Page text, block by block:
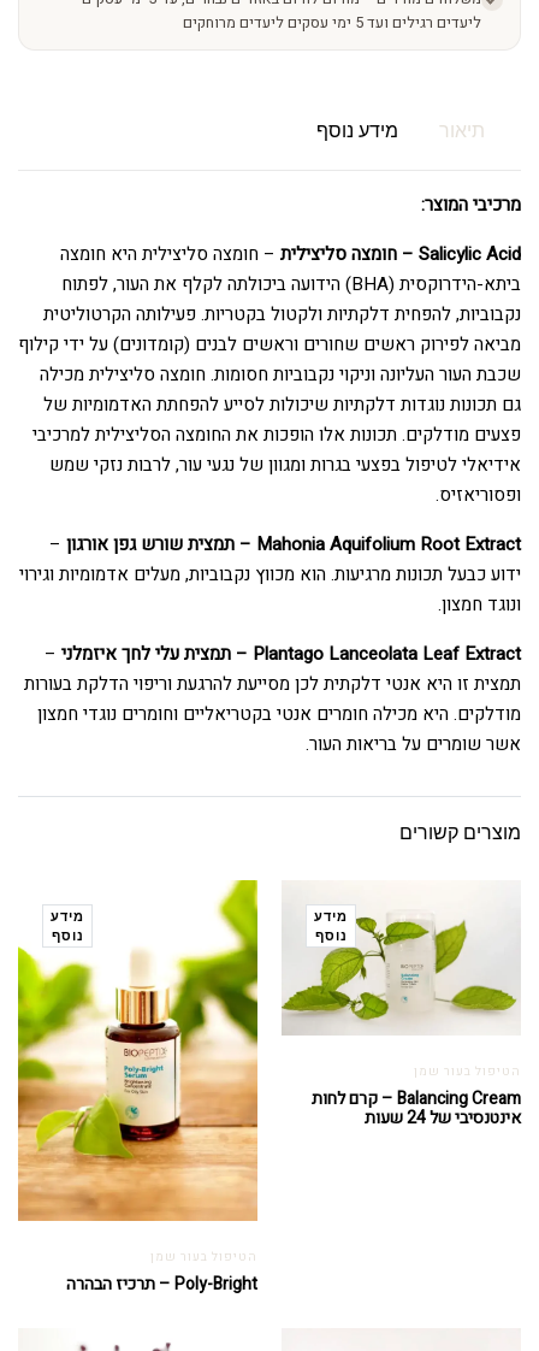
ליעדים רגילים ועד 5 ימי עסקים ליעדים מרוחקים
תיאור מידע נוסף
מרכיבי המוצר:
Salicylic Acid – חומצה סליצילית
– חומצה סליצילית היא חומצה
ביתא-הידרוקסית (BHA) הידועה ביכולתה לקלף את העור, לפתוח
נקבוביות, להפחית דלקתיות ולקטול בקטריות. פעילותה הקרטוליטית
מביאה לפירוק ראשים שחורים וראשים לבנים (קומדונים) על ידי קילוף
שכבת העור העליונה וניקוי נקבוביות חסומות. חומצה סליצילית מכילה
גם תכונות נוגדות דלקתיות שיכולות לסייע להפחתת האדמומיות של
פצעים מודלקים. תכונות אלו הופכות את החומצה הסליצילית למרכיבי
אידיאלי לטיפול בפצעי בגרות ומגוון של נגעי עור, לרבות נזקי שמש
ופסוריאזיס.
Mahonia Aquifolium Root Extract – תמצית שורש גפן אורגון
–
ידוע כבעל תכונות מרגיעות. הוא מכווץ נקבוביות, מעלים אדמומיות וגירוי
ונוגד חמצון.
Plantago Lanceolata Leaf Extract – תמצית עלי לחך איזמלני
–
תמצית זו היא אנטי דלקתית לכן מסייעת להרגעת וריפוי הדלקת בעורות
מודלקים. היא מכילה חומרים אנטי בקטריאליים וחומרים נוגדי חמצון
אשר שומרים על בריאות העור.
מוצרים קשורים
מידע
נוסף
הטיפול בעור שמן
Balancing Cream – קרם לחות
אינטנסיבי של 24 שעות
מידע
נוסף
הטיפול בעור שמן
Poly-Bright – תרכיז הבהרה